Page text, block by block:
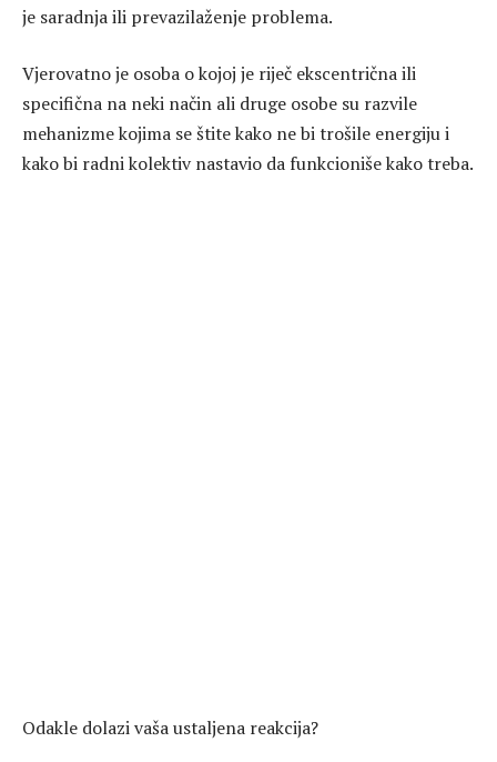
je saradnja ili prevazilaženje problema.
Vjerovatno je osoba o kojoj je riječ ekscentrična ili
specifična na neki način ali druge osobe su razvile
mehanizme kojima se štite kako ne bi trošile energiju i
kako bi radni kolektiv nastavio da funkcioniše kako treba.
Odakle dolazi vaša ustaljena reakcija?